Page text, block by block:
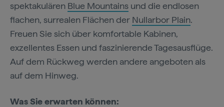
spektakulären Blue Mountains und die endlosen
flachen, surrealen Flächen der Nullarbor Plain.
Freuen Sie sich über komfortable Kabinen,
exzellentes Essen und faszinierende Tagesausflüge.
Auf dem Rückweg werden andere angeboten als
auf dem Hinweg.
Was Sie erwarten können: